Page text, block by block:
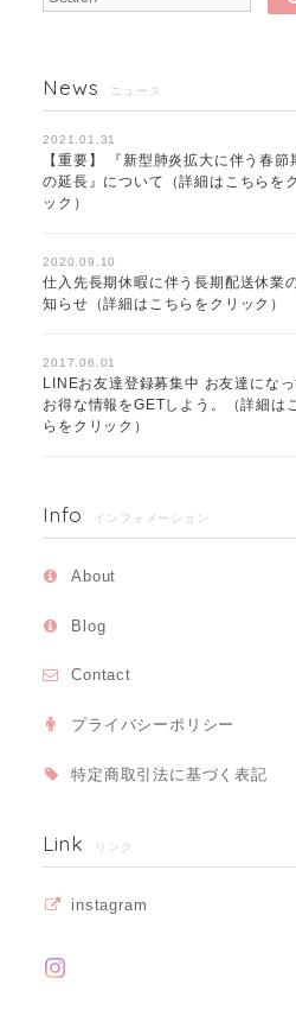
News ニュース
2021.01.31
【重要】 『新型肺炎拡大に伴う春節
の延長』について（詳細はこちらを
ック）
2020.09.10
仕入先長期休暇に伴う長期配送休業
知らせ（詳細はこちらをクリック）
2017.06.01
LINEお友達登録募集中 お友達になっ
お得な情報をGETしよう。（詳細は
らをクリック）
Info インフォメーション
About
Blog
Contact
プライバシーポリシー
特定商取引法に基づく表記
Link リンク
instagram